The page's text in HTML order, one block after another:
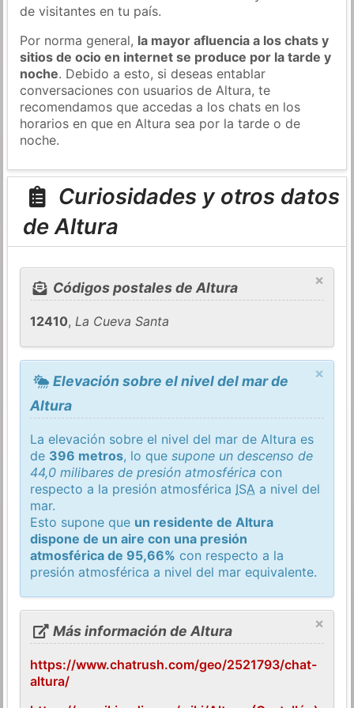
de visitantes en tu país.
Por norma general, la mayor afluencia a los chats y
sitios de ocio en internet se produce por la tarde y
noche. Debido a esto, si deseas entablar
conversaciones con usuarios de Altura, te
recomendamos que accedas a los chats en los
horarios en que en Altura sea por la tarde o de
noche.
Curiosidades y otros datos
de Altura
×
Códigos postales de Altura
12410,La Cueva Santa
×
Elevación sobre el nivel del mar de
Altura
La elevación sobre el nivel del mar de Altura es
de 396 metros, lo quesupone un descenso de
44,0 milibares de presión atmosférica con
respecto a la presión atmosférica ISA a nivel del
mar.
Esto supone que un residente de Altura
dispone de un aire con una presión
atmosférica de 95,66% con respecto a la
presión atmosférica a nivel del mar equivalente.
×
Más información de Altura
https://www.chatrush.com/geo/2521793/chat-
altura/